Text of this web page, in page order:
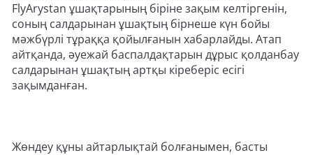
FlyArystan ұшақтарының біріне зақым келтіргенін,
соның салдарынан ұшақтың бірнеше күн бойы
мәжбүрлі тұраққа қойылғанын хабарлайды. Атап
айтқанда, әуежай баспалдақтарын дұрыс қолданбау
салдарынан ұшақтың артқы кіреберіс есігі
зақымданған.
Жөндеу құны айтарлықтай болғанымен, басты